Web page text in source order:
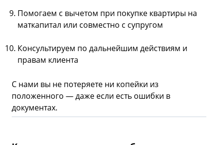
Помогаем с вычетом при покупке квартиры на
маткапитал или совместно с супругом
Консультируем по дальнейшим действиям и
правам клиента
С нами вы не потеряете ни копейки из
положенного — даже если есть ошибки в
документах.